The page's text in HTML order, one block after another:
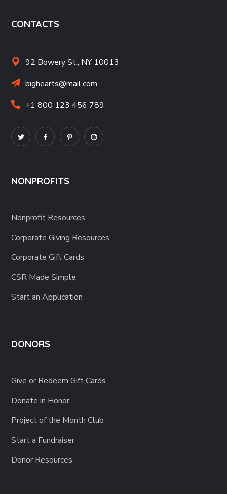
CONTACTS
92 Bowery St., NY 10013
bighearts@mail.com
+1 800 123 456 789
NONPROFITS
Nonprofit Resources
Corporate Giving Resources
Corporate Gift Cards
CSR Made Simple
Start an Application
DONORS
Give or Redeem Gift Cards
Donate in Honor
Project of the Month Club
Start a Fundraiser
Donor Resources